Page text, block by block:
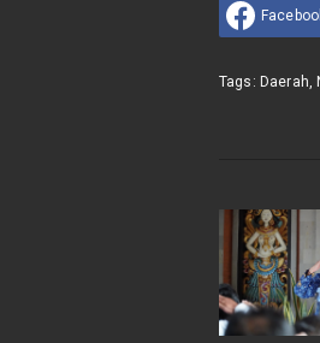
Tags: Daerah,